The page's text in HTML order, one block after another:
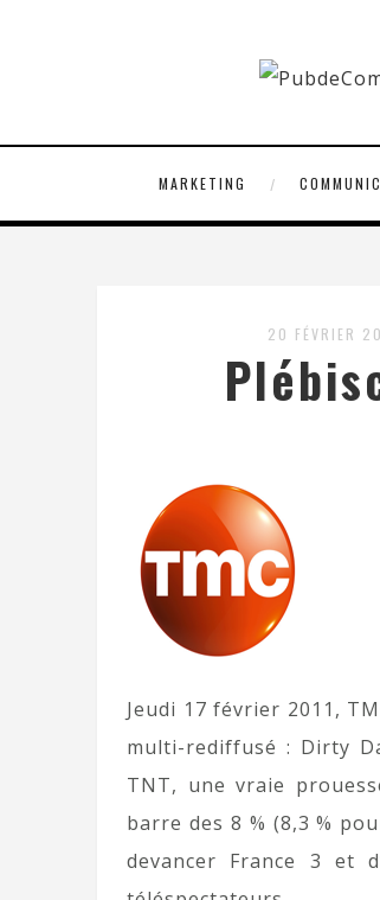
MARKETING
20 FÉVRIER
Jeudi 17 février 2011,
multi-rediffusé : Dirty
TNT, une vraie
barre des 8 % (8,3 %
devancer France 3 et